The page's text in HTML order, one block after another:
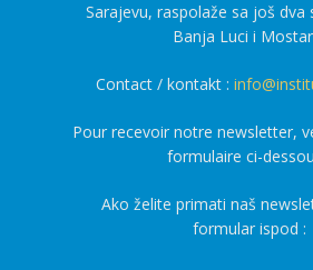
Sarajevu, raspolaže sa još dva
Banja Luci i
Contact / kontakt :
Pour recevoir notre newsletter,
formulaire ci-
Ako želite primati naš
formular ispod :